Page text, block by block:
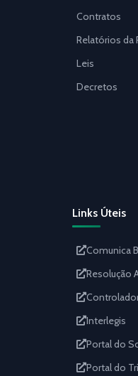
Contratos
Relatórios da
Leis
Decretos
Links Úteis
Comunica
Resolução
Interlegis
Portal do
Portal do